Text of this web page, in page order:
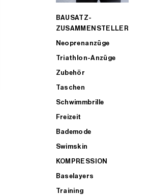
BAUSATZ-
ZUSAMMENSTELLER
Neoprenanzüge
Triathlon-Anzüge
Zubehör
Taschen
Schwimmbrille
Freizeit
Bademode
Swimskin
KOMPRESSION
Baselayers
Training